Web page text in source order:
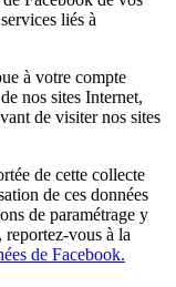
liés à
à votre compte
nos sites Internet,
de visiter nos sites
de cette collecte
de ces données
de paramétrage y
vous à la
de Facebook.